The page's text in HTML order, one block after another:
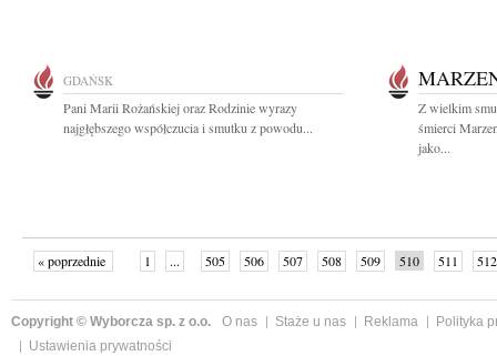
GDAŃSK
Pani Marii Rożańskiej oraz Rodzinie wyrazy
najgłębszego współczucia i smutku z powodu...
Z wielkim
śmierci
jako...
« poprzednie 1 ... 505 506 507 508 509 510 511
512
Copyright © Wyborcza sp. z o.o. O nas Staże u nas Reklama
Polityka
Ustawienia prywatności